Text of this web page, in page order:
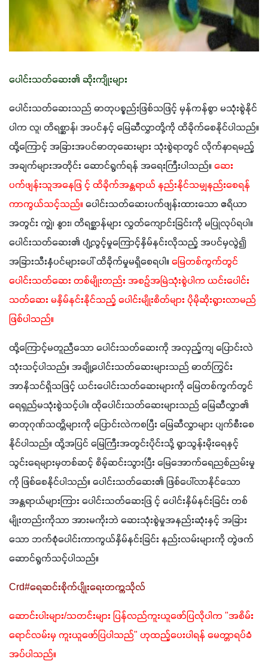
ပေါင်းသတ်ဆေး၏ ဆိုးကျိုးများ
ပေါင်းသတ်ဆေးသည် ဓာတုပစ္စည်းဖြစ်သဖြင့် မှန်ကန်စွာ မသုံးစွဲနိုင်
ပါက လူ၊ တိရစ္ဆာန်၊ အပင်နှင့် မြေဆီလွှာတို့ကို ထိခိုက်စေနိုင်ပါသည်။
ထို့ကြောင့် အခြားအပင်ဓာတုဆေးများ သုံးစွဲရာတွင် လိုက်နာရမည့်
အချက်များအတိုင်း ဆောင်ရွက်ရန် အရေးကြီးပါသည်။ ဆေး
ပက်ဖျန်းသူအနေဖြ င့် ထိခိုက်အန္တရာယ် နည်းနိုင်သမျှနည်းစေရန်
ကာကွယ်သင့်သည်။ ပေါင်းသတ်ဆေးပက်ဖျန်းထားသော ဧရိယာ
အတွင်း ကျွဲ၊ နွား၊ တိရစ္ဆာန်များ လွှတ်ကျောင်းခြင်းကို မပြုလုပ်ရပါ။
ပေါင်းသတ်ဆေး၏ ပျံ့လွင့်မှုကြောင့်နှိမ်နင်းလိုသည့် အပင်မှလွဲ၍
အခြားသီးနှံပင်များပေါ် ထိခိုက်မှုမရှိစေရပါ။ မြေတစ်ကွက်တွင်
ပေါင်းသတ်ဆေး တစ်မျိုးတည်း အစဥ်အမြဲသုံးစွဲပါက ယင်းပေါင်း
သတ်ဆေး မနှိမ်နင်းနိုင်သည့် ပေါင်းမျိုးစိတ်များ ပိုမိုဆိုးရွားလာမည်
ဖြစ်ပါသည်။
ထို့ကြောင့်မတူညီသော ပေါင်းသတ်ဆေးကို အလှည့်ကျ ပြောင်းလဲ
သုံးသင့်ပါသည်။ အချို့ပေါင်းသတ်ဆေးများသည် ဓာတ်ကြွင်း
အာနိသင်ရှိသဖြင့် ယင်းပေါင်းသတ်ဆေးများကို မြေတစ်ကွက်တွင်
ရေရှည်မသုံးစွဲသင့်ပါ။ ထိုပေါင်းသတ်ဆေးများသည် မြေဆီလွှာ၏
ဓာတုဂုဏ်သတ္တိများကို ပြောင်းလဲကစပြီး မြေဆီလွှာများ ပျက်စီးစေ
နိုင်ပါသည်။ ထို့အပြင် မြေကြီးအတွင်းပိုင်းသို့ ရွာသွန်းမိုးရေနှင့်
သွင်းရေများမှတစ်ဆင့် စိမ့်ဆင်းသွားပြီး မြေအောက်ရေညစ်ညမ်းမှု
ကို ဖြစ်စေနိုင်ပါသည်။ ပေါင်းသတ်ဆေး၏ ဖြစ်ပေါ်လာနိုင်သော
အန္တရာယ်များကြား ပေါင်းသတ်ဆေးဖြ င့် ပေါင်းနှိမ်နင်းခြင်း တစ်
မျိုးတည်းကိုသာ အားမကိုးဘဲ ဆေးသုံးစွဲမှုအနည်းဆုံးနှင့် အခြား
သော ဘက်စုံပေါင်းကာကွယ်နှိမ်နင်းခြင်း နည်းလမ်းများကို တွဲဖက်
ဆောင်ရွက်သင့်ပါသည်။
Crd#ရေဆင်းစိုက်ပျိုးရေးတက္ကသိုလ်
ဆောင်းပါးများ/သတင်းများ ပြန်လည်ကူးယူဖော်ပြလိုပါက "အစိမ်း
ရောင်လမ်းမှ ကူးယူဖော်ပြပါသည်" ဟုထည့်ပေးပါရန် မေတ္တာရပ်ခံ
အပ်ပါသည်။